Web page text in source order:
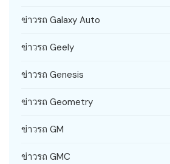
ข่าวรถ Galaxy Auto
ข่าวรถ Geely
ข่าวรถ Genesis
ข่าวรถ Geometry
ข่าวรถ GM
ข่าวรถ GMC